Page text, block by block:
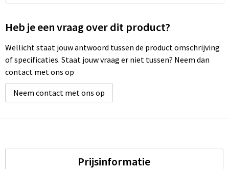
Heb je een vraag over dit product?
Wellicht staat jouw antwoord tussen de product omschrijving
of specificaties. Staat jouw vraag er niet tussen? Neem dan
contact met ons op
Neem contact met ons op
Prijsinformatie